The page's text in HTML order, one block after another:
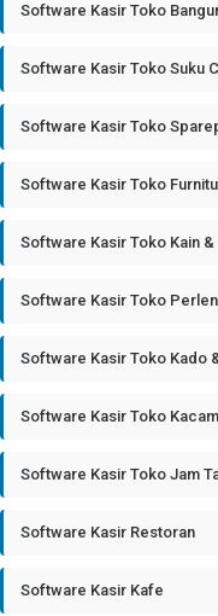
Software Kasir Toko
Software Kasir Toko Suku
Software Kasir Toko
Software Kasir Toko
Software Kasir Toko Kain &
Software Kasir Toko
Software Kasir Toko Kado
Software Kasir Toko
Software Kasir Toko Jam
Software Kasir Restoran
Software Kasir Kafe